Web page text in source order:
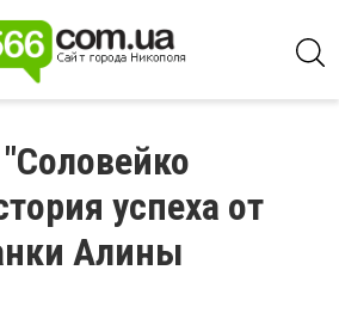
успеха от
Алины